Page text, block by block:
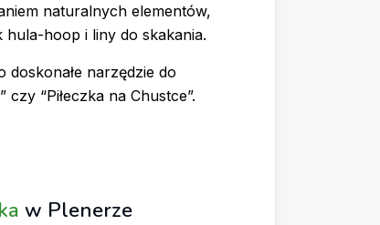
naturalnych elementów,
hula-hoop i liny do skakania.
doskonałe narzędzie do
“Piłeczka na Chustce”.
w Plenerze